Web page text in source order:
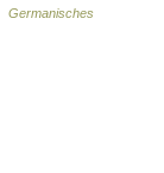
Germanisches